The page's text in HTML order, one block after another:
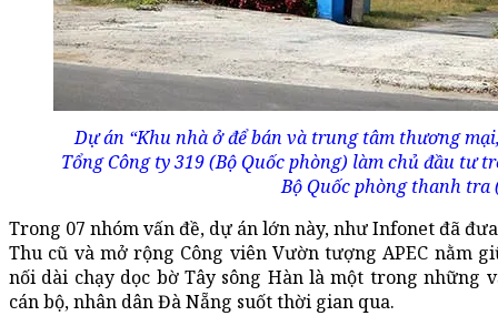
Dự án “Khu nhà ở để bán và trung tâm thương
Tổng Công ty 319 (Bộ Quốc phòng) làm chủ đầu tư
Bộ Quốc phòng thanh tra
Trong 07 nhóm vấn đề, dự án lớn này, như Infonet đã
Thu cũ và mở rộng Công viên Vườn tượng APEC nằm
nối dài chạy dọc bờ Tây sông Hàn là một trong những
cán bộ, nhân dân Đà Nẵng suốt thời gian qua.